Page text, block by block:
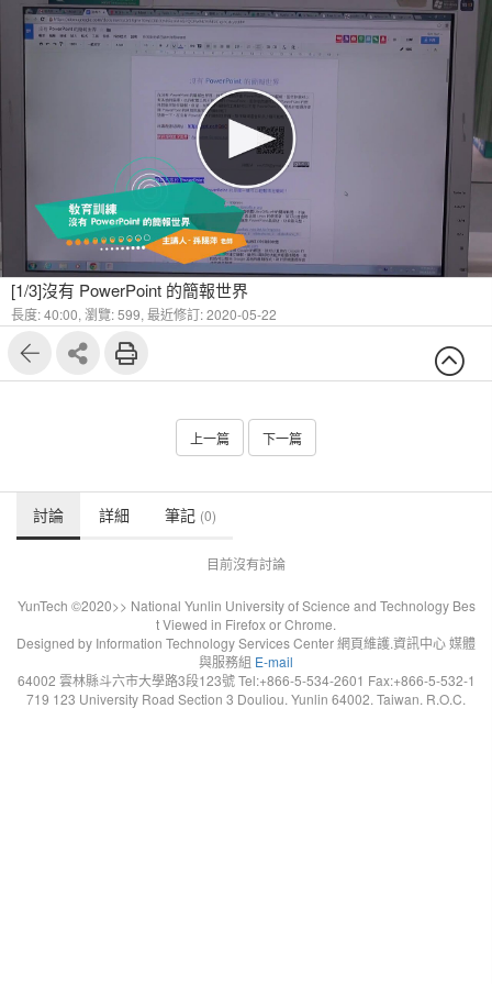
[1/3]沒有 PowerPoint 的簡報世界
長度: 40:00, 瀏覽: 599, 最近修訂: 2020-05-22
上一篇 下一篇
討論 詳細 筆記 (0)
目前沒有討論
YunTech ©2020>> National Yunlin University of Science and Technology Bes
t Viewed in Firefox or Chrome.
Designed by Information Technology Services Center 網頁維護.資訊中心 媒體
與服務組 E-mail
64002 雲林縣斗六市大學路3段123號 Tel:+866-5-534-2601 Fax:+866-5-532-1
719 123 University Road Section 3 Douliou. Yunlin 64002. Taiwan. R.O.C.